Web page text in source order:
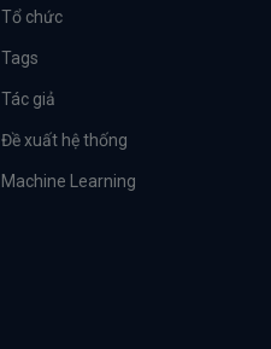
Tổ chức
Tags
Tác giả
Đề xuất hệ thống
Machine Learning